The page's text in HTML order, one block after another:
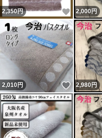
2,350円 いいね！
2,000円
2,010円 いいね！
2,980円